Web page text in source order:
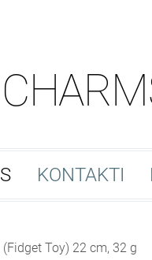
KONTAKTI
Toy) 22 cm, 32 g